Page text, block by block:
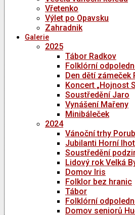
Vřetenko
Výlet po Opavsku
Zahradnik
Galerie
2025
Tábor Radkov
Folklórní
Den dětí zámeček
Koncert „Hojnost
Soustředění Jaro
Vynášení Mařeny
Minibáleček
2024
Vánoční trhy
Jubilanti Horní
Soustředění
Lidový rok Velká
Domov Iris
Folklor bez hranic
Tábor
Folklórní
Domov seniorů